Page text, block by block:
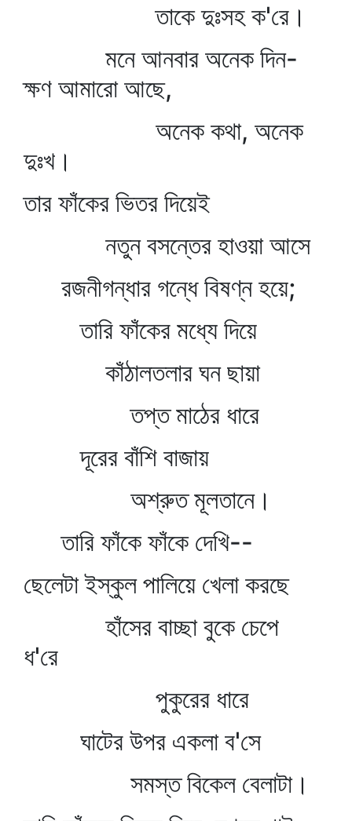
তাকে দুঃসহ ক'রে।
মনে আনবার অনেক দিন-
ক্ষণ আমারো আছে,
অনেক কথা, অনেক
দুঃখ।
তার ফাঁকের ভিতর দিয়েই
নতুন বসন্তের হাওয়া আসে
রজনীগন্ধার গন্ধে বিষণ্ন হয়ে;
তারি ফাঁকের মধ্যে দিয়ে
কাঁঠালতলার ঘন ছায়া
তপ্ত মাঠের ধারে
দূরের বাঁশি বাজায়
অশ্রুত মূলতানে।
তারি ফাঁকে ফাঁকে দেখি--
ছেলেটা ইস্কুল পালিয়ে খেলা করছে
হাঁসের বাচ্ছা বুকে চেপে
ধ'রে
পুকুরের ধারে
ঘাটের উপর একলা ব'সে
সমস্ত বিকেল বেলাটা।